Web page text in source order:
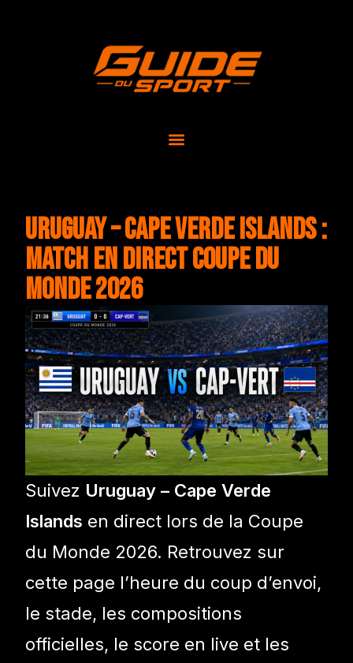
Uruguay – Cape Verde Islands :
match en direct Coupe du
Monde 2026
Suivez Uruguay – Cape Verde
Islands en direct lors de la Coupe
du Monde 2026. Retrouvez sur
cette page l’heure du coup d’envoi,
le stade, les compositions
officielles, le score en live et les